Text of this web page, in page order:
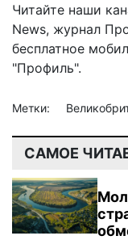
Читайте наши
News, журнал
бесплатное
"Профиль".
Метки:
САМОЕ